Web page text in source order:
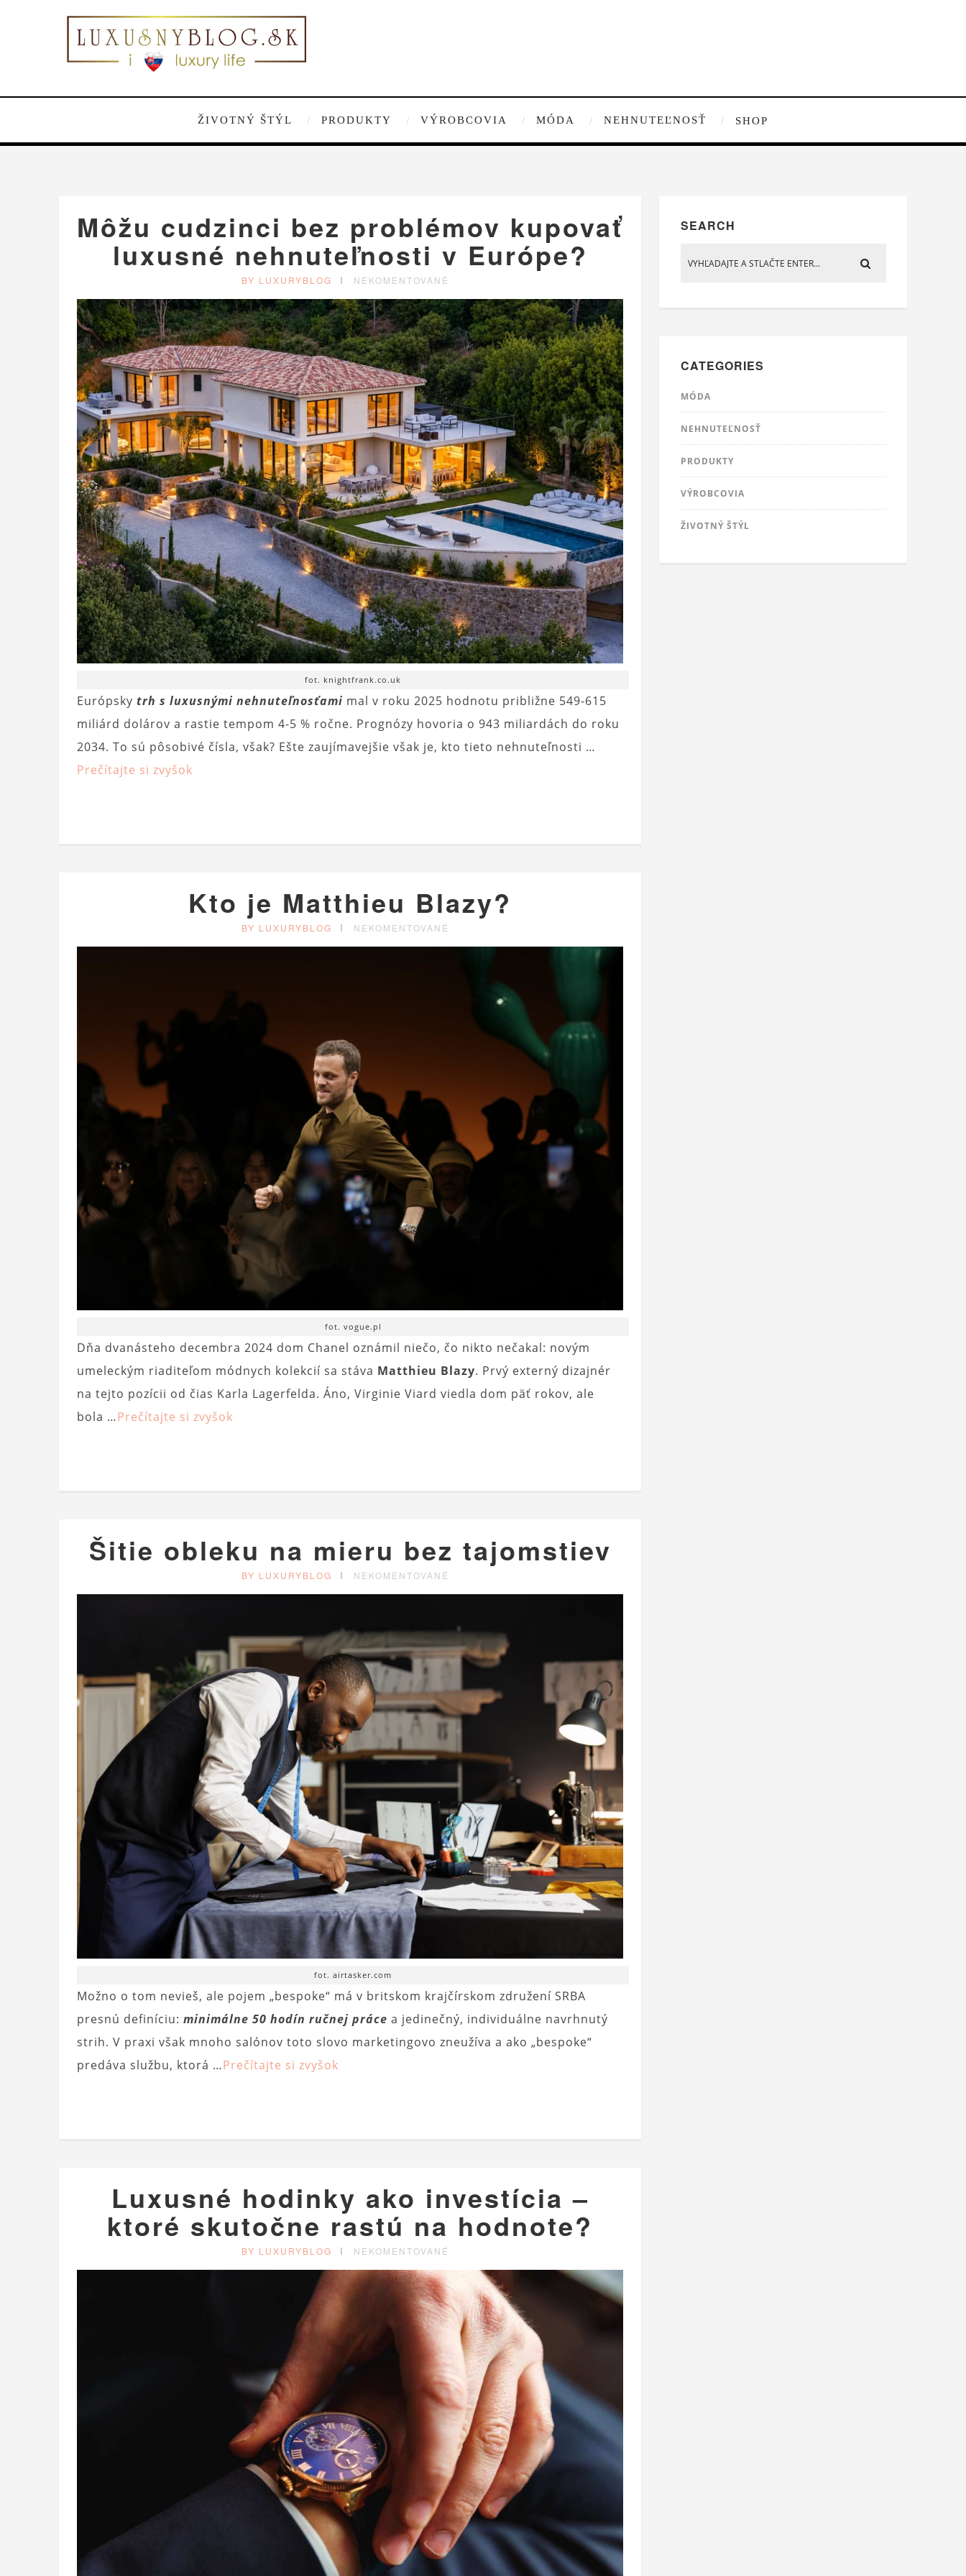
ŽIVOTNÝ ŠTÝL PRODUKTY VÝROBCOVIA MÓDA NEHNUTEĽNOSŤ SHOP
Môžu cudzinci bez problémov kupovať
luxusné nehnuteľnosti v Európe?
BY LUXURYBLOG NEKOMENTOVANÉ
fot. knightfrank.co.uk
Európsky trh s luxusnými nehnuteľnosťami mal v roku 2025 hodnotu približne 549-615
miliárd dolárov a rastie tempom 4-5 % ročne. Prognózy hovoria o 943 miliardách do roku
2034. To sú pôsobivé čísla, však? Ešte zaujímavejšie však je, kto tieto nehnuteľnosti …
Prečítajte si zvyšok
Kto je Matthieu Blazy?
BY LUXURYBLOG NEKOMENTOVANÉ
fot. vogue.pl
Dňa dvanásteho decembra 2024 dom Chanel oznámil niečo, čo nikto nečakal: novým
umeleckým riaditeľom módnych kolekcií sa stáva Matthieu Blazy. Prvý externý dizajnér
na tejto pozícii od čias Karla Lagerfelda. Áno, Virginie Viard viedla dom päť rokov, ale
bola …Prečítajte si zvyšok
Šitie obleku na mieru bez tajomstiev
BY LUXURYBLOG NEKOMENTOVANÉ
fot. airtasker.com
Možno o tom nevieš, ale pojem „bespoke“ má v britskom krajčírskom združení SRBA
presnú definíciu: minimálne 50 hodín ručnej práce a jedinečný, individuálne navrhnutý
strih. V praxi však mnoho salónov toto slovo marketingovo zneužíva a ako „bespoke“
predáva službu, ktorá …Prečítajte si zvyšok
Luxusné hodinky ako investícia –
ktoré skutočne rastú na hodnote?
BY LUXURYBLOG NEKOMENTOVANÉ
SEARCH
CATEGORIES
MÓDA
NEHNUTEĽNOSŤ
PRODUKTY
VÝROBCOVIA
ŽIVOTNÝ ŠTÝL